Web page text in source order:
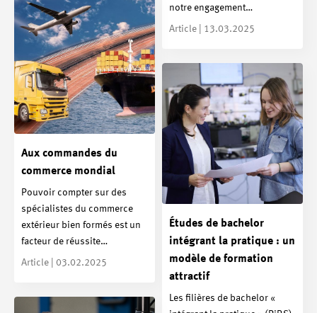
notre engagement…
Article | 13.03.2025
Aux commandes du
commerce mondial
Pouvoir compter sur des
spécialistes du commerce
extérieur bien formés est un
facteur de réussite…
Article | 03.02.2025
Études de bachelor
intégrant la pratique : un
modèle de formation
attractif
Les filières de bachelor «